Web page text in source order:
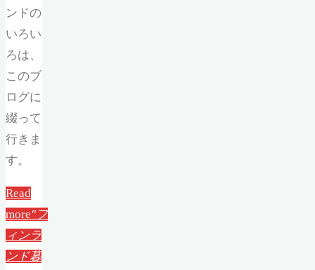
ンドの
いろい
ろは、
このブ
ログに
綴って
行きま
す。
Read
more"フ
ィンラ
ンド暮